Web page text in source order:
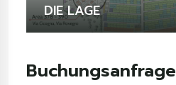
DIE LAGE
Buchungsanfrage